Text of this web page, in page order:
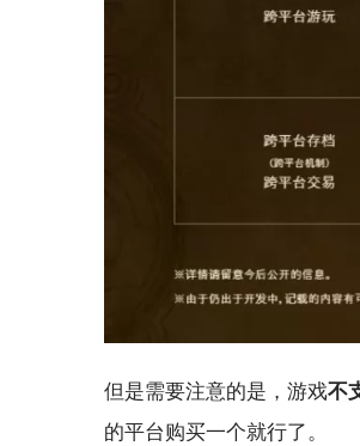
但是需要注意的是，游戏不
的平台购买一个就行了。